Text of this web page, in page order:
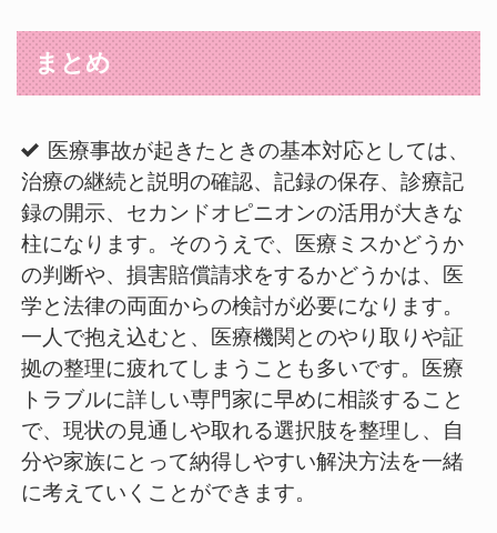
まとめ
医療事故が起きたときの基本対応としては、
治療の継続と説明の確認、記録の保存、診療記
録の開示、セカンドオピニオンの活用が大きな
柱になります。そのうえで、医療ミスかどうか
の判断や、損害賠償請求をするかどうかは、医
学と法律の両面からの検討が必要になります。
一人で抱え込むと、医療機関とのやり取りや証
拠の整理に疲れてしまうことも多いです。医療
トラブルに詳しい専門家に早めに相談すること
で、現状の見通しや取れる選択肢を整理し、自
分や家族にとって納得しやすい解決方法を一緒
に考えていくことができます。